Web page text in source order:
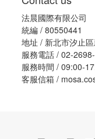
法晨國際有限公司
統編 / 80550441
地址 / 新北市汐止
服務電話 / 02-
服務時間 / 09:00-
客服信箱 /